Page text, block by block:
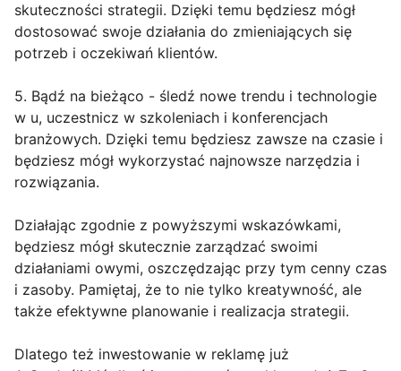
skuteczności strategii. Dzięki temu będziesz mógł
dostosować swoje działania do zmieniających się
potrzeb i oczekiwań klientów.
5. Bądź na bieżąco - śledź nowe trendu i technologie
w u, uczestnicz w szkoleniach i konferencjach
branżowych. Dzięki temu będziesz zawsze na czasie i
będziesz mógł wykorzystać najnowsze narzędzia i
rozwiązania.
Działając zgodnie z powyższymi wskazówkami,
będziesz mógł skutecznie zarządzać swoimi
działaniami owymi, oszczędzając przy tym cenny czas
i zasoby. Pamiętaj, że to nie tylko kreatywność, ale
także efektywne planowanie i realizacja strategii.
Dlatego też inwestowanie w reklamę już